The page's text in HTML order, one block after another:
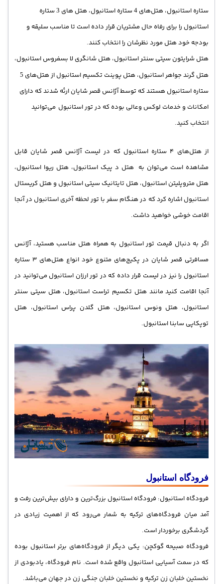
ستاره استانبول، هتل‌های4ستاره استانبول، هتل های3ستاره
استانبول را برای رفاه حال مشتریان قرار داده است تا مناسب سلیقه و
بودجه خود هتل مورد نظرشان را انتخاب کنند.
هتل شرایتون سیتی سنتر استانبول، هتل شانگری لا بسفروس استانبول،
هتل گرند جواهر استانبول، هتل پوینت تکسیم استانبول از هتل‌های5
ستاره استانبول هستند که توسط آژانس قصر شایان ارئه شدند که دارای
امکانات و خدمات لوکس وعالی بوده که در تور استانبول می‌توانید
انتخاب کنید.
از هتل‌های 4 ستاره استانبول که در لیست آژانس قصر شایان قابل
مشاهده است می‌توان به هتل د پیک استانبول، هتل ریوا استانبول،
هتل متروپلیتن استانبول، هتل تایتانیک سیتی استانبول و هتل کریستال
استانبول اشاره کرد که در هنگام سفر با تور لحظه آخری استانبول در آنجا
اقامت خوشی خواهید داشت.
اگر به دنبال قیمت تور استانبول به همراه هتل مناسب هستید، آژانس
مسافرتی قصر شایان در پکیج‌های متنوع خود انواع هتل‌های 3 ستاره
استانبول را نیز در لیست قرار داده که در تور ارزان استانبول می‌توانید در
آنجا اقامت کنید مانند هتل تکسیم تراست استانبول، هتل سیتی سنتر
استانبول، هتل ونوس استانبول، هتل گلدن پراس استانبول، هتل
توپکاپی سابنا استانبول.
فرودگاه استانبول
فرودگاه استانبول: فرودگاه استانبول بزرگ‌ترین و دارای بیش‌ترین رفت و
آمد میان فرودگاه‌های ترکیه به شمار می‌رود که از اهمیت زیادی در
گردشگری برخوردار است.
فرودگاه صبیحه گوکچن: یکی دیگر از فرودگاه‌های برتر استانبول بوده
که در سمت آسیایی استانبول واقع شده است. نام فرودگاه، یادبودی از
نخستین خلبان زن ترکیه و نخستین خلبان جنگی زن در جهان می‌باشد.